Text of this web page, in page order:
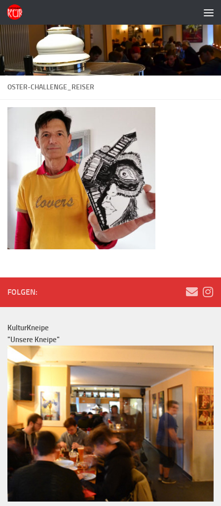
Zum Inhalt springen
OSTER-CHALLENGE_REISER
FOLGEN:
KulturKneipe
"Unsere Kneipe"